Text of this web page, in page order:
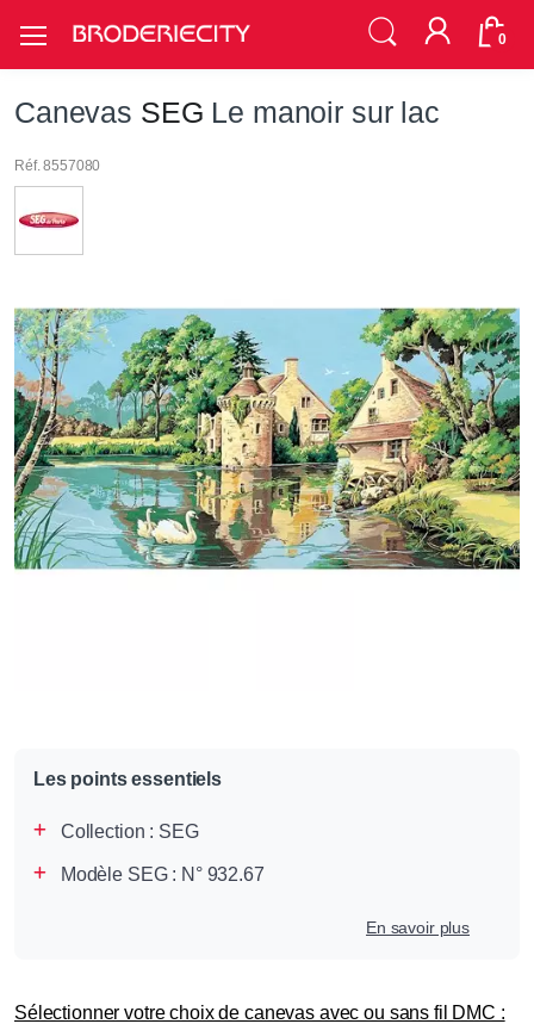
0
Canevas SEG Le manoir sur lac
Réf. 8557080
Les points essentiels
Collection : SEG
Modèle SEG : N° 932.67
En savoir plus
Sélectionner votre choix de canevas avec ou sans fil DMC :